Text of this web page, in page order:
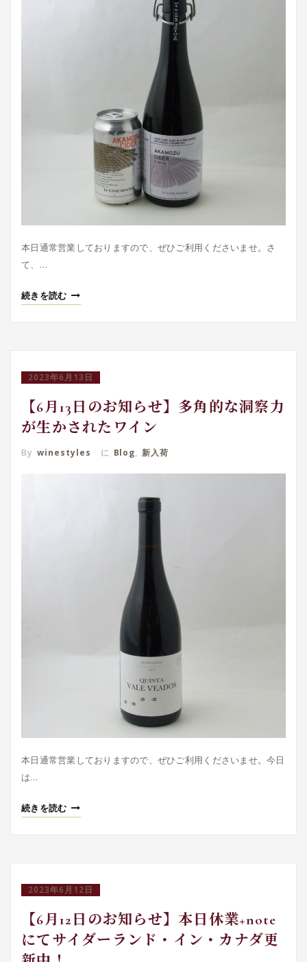
本日通常営業しておりますので、ぜひご利用くださいませ。さ
て、…
続きを読む
2023年6月13日
【6月13日のお知らせ】多角的な洞察力
が生かされたワイン
By winestyles に Blog, 新入荷
本日通常営業しておりますので、ぜひご利用くださいませ。今日
は…
続きを読む
2023年6月12日
【6月12日のお知らせ】本日休業+note
にてサイダーランド・イン・カナダ更